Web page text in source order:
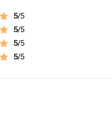
5/5
5/5
5/5
5/5